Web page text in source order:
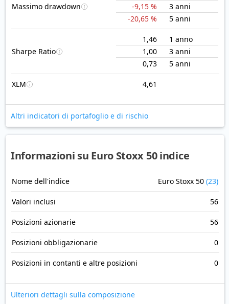
Massimo drawdown
-9,15 %
3 anni
-20,65 %
5 anni
Sharpe Ratio
1,46
1 anno
1,00
3 anni
0,73
5 anni
XLM 4,61
Altri indicatori di portafoglio e di rischio
Informazioni su Euro Stoxx 50 indice
Nome dell'indice Euro Stoxx 50 (23)
Valori inclusi 56
Posizioni azionarie 56
Posizioni obbligazionarie 0
Posizioni in contanti e altre posizioni 0
Ulteriori dettagli sulla composizione